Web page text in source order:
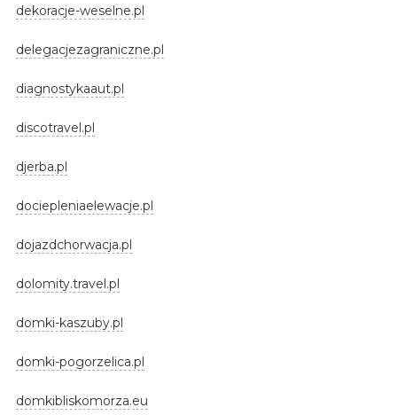
dekoracje-weselne.pl
delegacjezagraniczne.pl
diagnostykaaut.pl
discotravel.pl
djerba.pl
dociepleniaelewacje.pl
dojazdchorwacja.pl
dolomity.travel.pl
domki-kaszuby.pl
domki-pogorzelica.pl
domkibliskomorza.eu